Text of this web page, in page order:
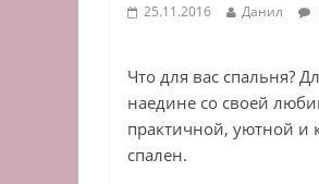
25.11.2016 Данил
Что для вас спальня?
наедине со своей
практичной, уютной и
спален.